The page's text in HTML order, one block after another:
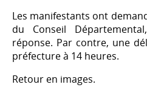
Les manifestants ont
du Conseil
réponse. Par contre, une
préfecture à 14 heures.
Retour en images.